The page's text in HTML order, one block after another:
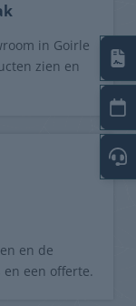
in Goirle
zien en
en de
en een offerte.